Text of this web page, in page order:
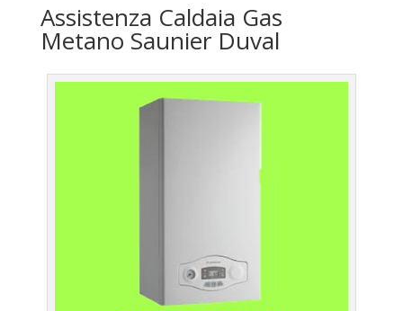
Assistenza Caldaia Gas
Metano Saunier Duval